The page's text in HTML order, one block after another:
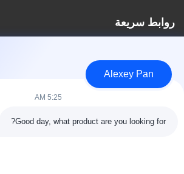
روابط سريعة
معلومات عنا
المنتجات
اتصل بنا
فئات
Alexey Pan
5:25 AM
Good day, what product are you looking for?